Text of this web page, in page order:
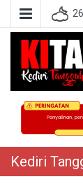
Berita Akurat
Kediri